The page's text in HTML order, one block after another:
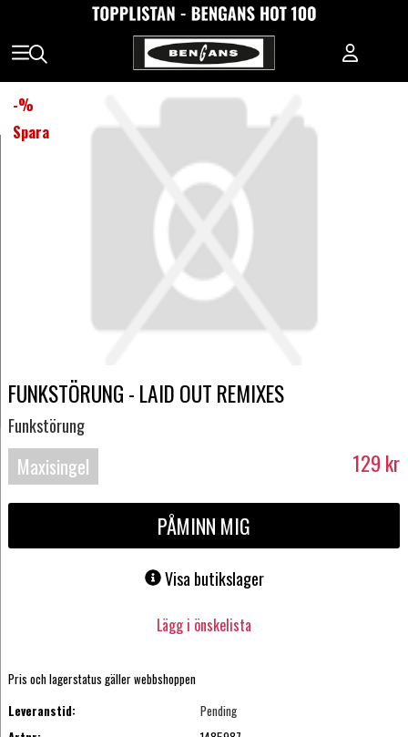
-%
Spara
FUNKSTÖRUNG - LAID OUT REMIXES
Funkstörung
Maxisingel 129 kr
PÅMINN MIG
Visa butikslager
Lägg i önskelista
Pris och lagerstatus gäller webbshoppen
Leveranstid:
Pending